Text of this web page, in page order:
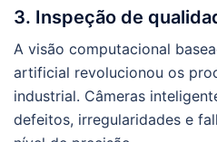
3. Inspeção de
A visão computacional
artificial revolucionou os
industrial. Câmeras
defeitos, irregularidades e